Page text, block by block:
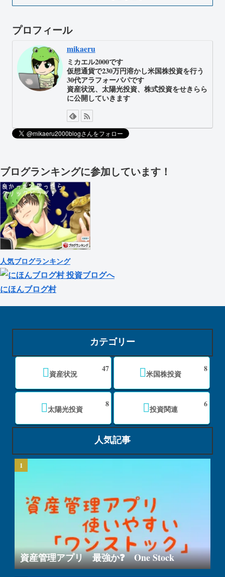
プロフィール
mikaeru
ミカエル2000です
仮想通貨で230万円溶かし米国株投資を行う
30代アラフォーパパです
資産状況、太陽光投資、株式投資をせきらら
に公開していきます
ブログランキングに参加しています！
人気ブログランキング
にほんブログ村
カテゴリー
資産状況
47
米国株投資
8
太陽光投資
8
投資関連
6
人気記事
資産管理アプリ 最強か❓ One Stock